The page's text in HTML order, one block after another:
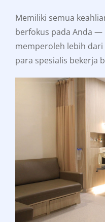
Memiliki semua
berfokus pada Anda —
memperoleh lebih dari
para spesialis bekerja